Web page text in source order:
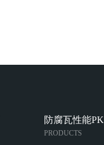
防腐瓦性能PK
PRODUCTS